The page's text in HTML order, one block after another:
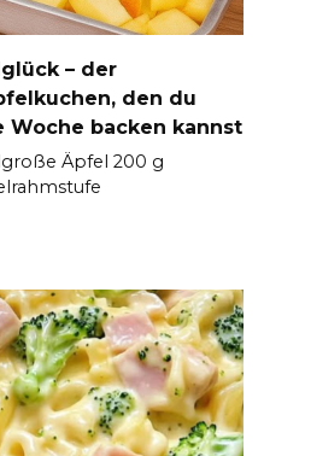
– der
den du
Woche backen kannst
Äpfel 200 g